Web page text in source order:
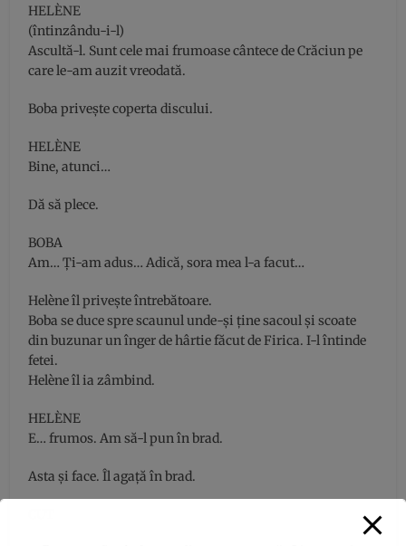
HELÈNE
(întinzându-i-l)
Ascultă-l. Sunt cele mai frumoase cântece de Crăciun pe
care le-am auzit vreodată.
Boba priveşte coperta discului.
HELÈNE
Bine, atunci…
Dă să plece.
BOBA
Am… Ţi-am adus… Adică, sora mea l-a facut…
Helène îl priveşte întrebătoare.
Boba se duce spre scaunul unde-şi ţine sacoul şi scoate
din buzunar un înger de hârtie făcut de Firica. I-l întinde
fetei.
Helène îl ia zâmbind.
HELÈNE
E… frumos. Am să-l pun în brad.
Asta şi face. Îl agaţă în brad.